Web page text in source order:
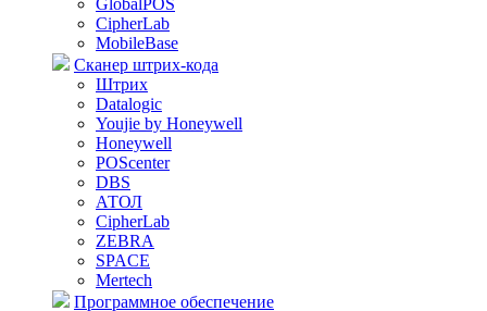
GlobalPOS
CipherLab
MobileBase
Сканер штрих-кода
Штрих
Datalogic
Youjie by Honeywell
Honeywell
POScenter
DBS
АТОЛ
CipherLab
ZEBRA
SPACE
Mertech
Программное обеспечение